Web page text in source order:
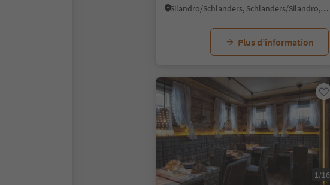
Silandro/Schlanders, Schlanders/Silandro, Vinschgau/Val Venosta
Plus d’information
1/16